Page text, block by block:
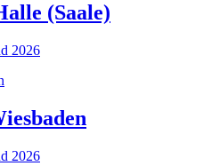
(Saale)
2026
2026